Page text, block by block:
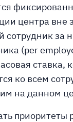
центра вне
сотрудник за
(per
ставка,
ко всем
на данном
приоритеты